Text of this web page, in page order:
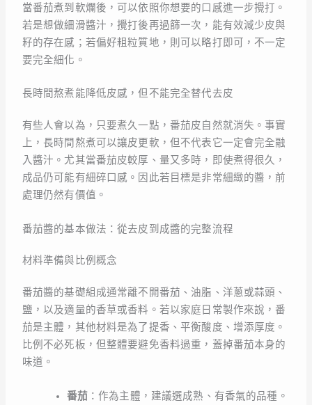
當番茄煮到軟爛後，可以依照你想要的口感進一步攪打。
若是想做細滑醬汁，攪打後再過篩一次，能有效減少皮與
籽的存在感；若偏好粗粒質地，則可以略打即可，不一定
要完全細化。
長時間熬煮能降低皮感，但不能完全替代去皮
有些人會以為，只要煮久一點，番茄皮自然就消失。事實
上，長時間熬煮可以讓皮更軟，但不代表它一定會完全融
入醬汁。尤其當番茄皮較厚、量又多時，即使煮得很久，
成品仍可能有細碎口感。因此若目標是非常細緻的醬，前
處理仍然有價值。
番茄醬的基本做法：從去皮到成醬的完整流程
材料準備與比例概念
番茄醬的基礎組成通常離不開番茄、油脂、洋蔥或蒜頭、
鹽，以及適量的香草或香料。若以家庭日常製作來說，番
茄是主體，其他材料是為了提香、平衡酸度、增添厚度。
比例不必死板，但整體要避免香料過重，蓋掉番茄本身的
味道。
番茄：作為主體，建議選成熟、有香氣的品種。